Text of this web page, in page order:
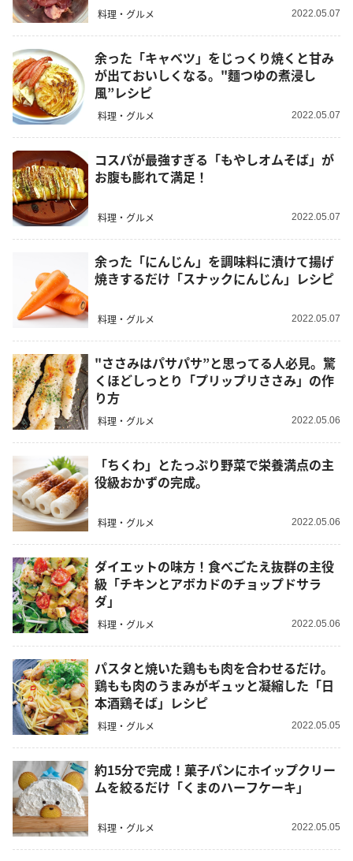
料理・グルメ 2022.05.07
余った「キャベツ」をじっくり焼くと甘み
が出ておいしくなる。"麵つゆの煮浸し
風”レシピ
料理・グルメ 2022.05.07
コスパが最強すぎる「もやしオムそば」が
お腹も膨れて満足！
料理・グルメ 2022.05.07
余った「にんじん」を調味料に漬けて揚げ
焼きするだけ「スナックにんじん」レシピ
料理・グルメ 2022.05.07
"ささみはパサパサ”と思ってる人必見。驚
くほどしっとり「プリップリささみ」の作
り方
料理・グルメ 2022.05.06
「ちくわ」とたっぷり野菜で栄養満点の主
役級おかずの完成。
料理・グルメ 2022.05.06
ダイエットの味方！食べごたえ抜群の主役
級「チキンとアボカドのチョップドサラ
ダ」
料理・グルメ 2022.05.06
パスタと焼いた鶏もも肉を合わせるだけ。
鶏もも肉のうまみがギュッと凝縮した「日
本酒鶏そば」レシピ
料理・グルメ 2022.05.05
約15分で完成！菓子パンにホイップクリー
ムを絞るだけ「くまのハーフケーキ」
料理・グルメ 2022.05.05